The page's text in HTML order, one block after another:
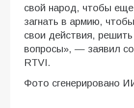
свой народ, чтобы
загнать в армию,
свои действия,
вопросы», — заявил
RTVI.
Фото сгенерировано